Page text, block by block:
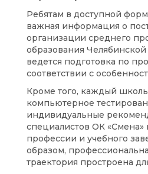
Ребятам в доступной
важная информация о
организации среднего
образования Челябинской
ведется подготовка по
соответствии с
Кроме того, каждый
компьютерное
индивидуальные
специалистов ОК «Смена»
профессии и учебного
образом,
траектория простроена